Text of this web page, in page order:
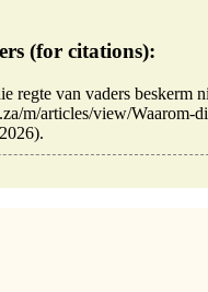
(for citations):
regte van vaders
m/articles/view/Waarom-